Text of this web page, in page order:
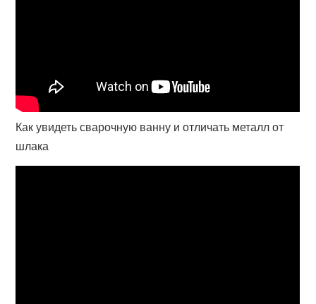
Как увидеть сварочную ванну и отличать металл от
шлака